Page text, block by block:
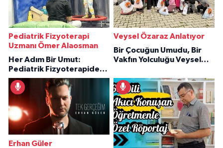
Pediatrik Fizyoterapi
Uzmanı Ömer Alaosman
Her Adım Bir Umut:
Pediatrik Fizyoterapiden
İlham Veren Hikâyeler
Veysel Özaraz Anlatıyor
Bir Çocuğun Umudu, Bir
Vakfın Yolculuğu Veysel
Erhan Güler